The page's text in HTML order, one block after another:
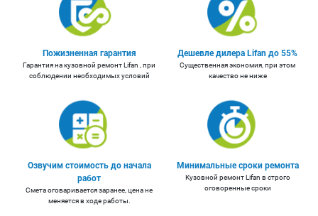
Пожизненная гарантия
Гарантия на кузовной ремонт Lifan , при
соблюдении необходимых условий
Дешевле дилера Lifan до 55%
Существенная экономия, при этом
качество не ниже
Озвучим стоимость до начала
работ
Смета оговаривается заранее, цена не
меняется в ходе работы.
Минимальные сроки ремонта
Кузовной ремонт Lifan в строго
оговоренные сроки